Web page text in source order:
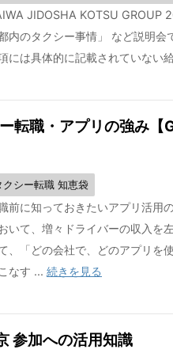
JIDOSHA KOTSU GROUP
都内のタクシー事情」 など説明
には具体的に記載されていない
転職・アプリの強み【
クシー転職 知恵袋
前に知っておきたいアプリ活用
いて、増々ドライバーの収入を
、「どの会社で、どのアプリを
なす ... 続きを見る
参加への活用知識